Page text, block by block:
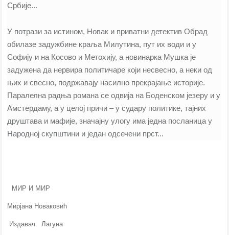
Србије...
У потрази за истином, Новак и приватни детектив Обрад
обилазе задужбине краља Милутина, пут их води и у
Софију и на Косово и Метохију, а новинарка Мушка је
задужена да нервира политичаре који несвесно, а неки од
њих и свесно, подржавају насилно прекрајање историје.
Паралелна радња романа се одвија на Боденском језеру и у
Амстердаму, а у целој причи – у судару политике, тајних
друштава и мафије, значајну улогу има једна посланица у
Народној скупштини и један одсечени прст...
МИР И МИР
Мирјана Новаковић
Издавач: Лагуна